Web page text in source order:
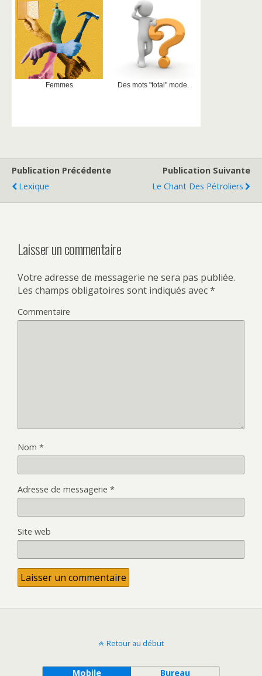
Femmes Des mots "total" mode.
Publication Précédente
Lexique
Publication Suivante
Le Chant Des Pétroliers
Laisser un commentaire
Votre adresse de messagerie ne sera pas publiée.
Les champs obligatoires sont indiqués avec*
Commentaire
Nom *
Adresse de messagerie *
Site web
Retour au début
Mobile Bureau